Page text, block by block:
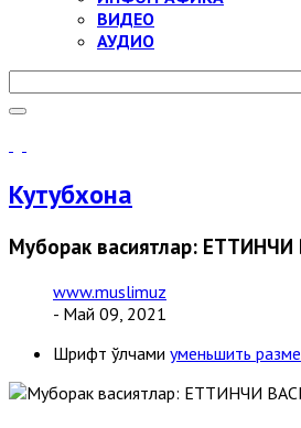
ВИДЕО
АУДИО
Кутубхона
Муборак васиятлар:
www.muslimuz
- Май 09, 2021
Шрифт ўлчами уменьшить